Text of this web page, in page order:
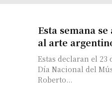
Esta semana
al arte
Estas declaran el
Día Nacional del
Roberto...